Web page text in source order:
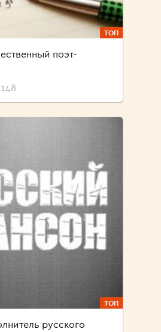
ТОП
поэт-
ТОП
русского